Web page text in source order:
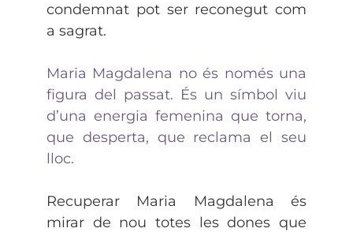
condemnat pot ser reconegut com
a sagrat.
Maria Magdalena no és només una
figura del passat. És un símbol viu
d’una energia femenina que torna,
que desperta, que reclama el seu
lloc.
Recuperar Maria Magdalena és
mirar de nou totes les dones que